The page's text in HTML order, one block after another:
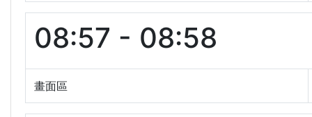
08:57 - 08:58
畫面區